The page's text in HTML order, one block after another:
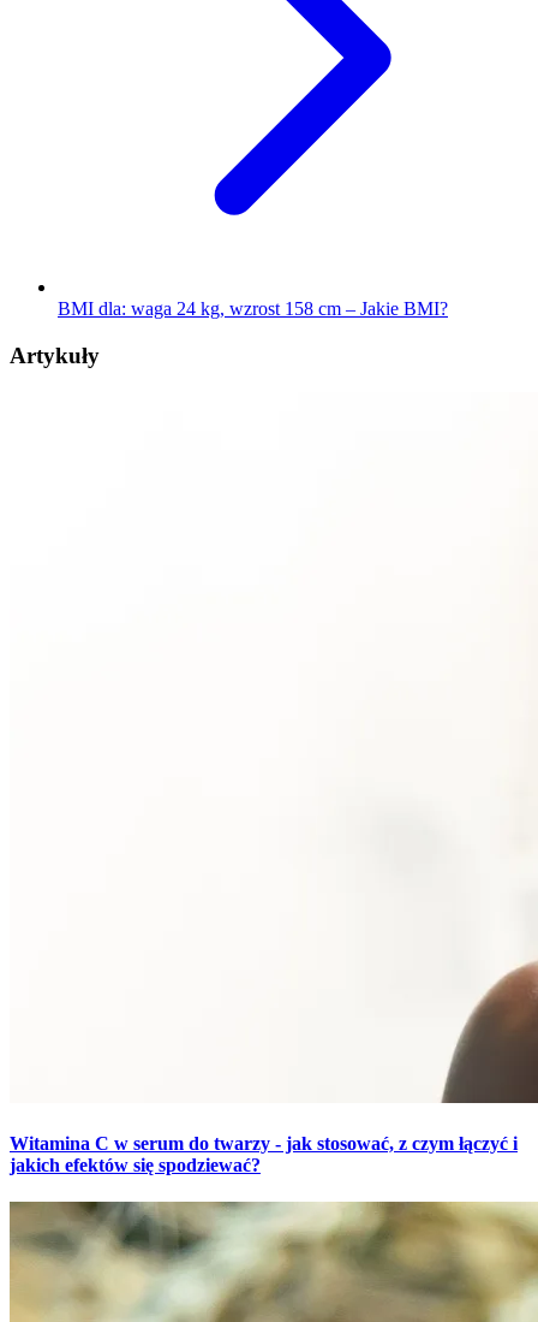
BMI dla: waga 24 kg, wzrost 158 cm – Jakie BMI?
Artykuły
Witamina C w serum do twarzy - jak stosować, z czym łączyć i
jakich efektów się spodziewać?